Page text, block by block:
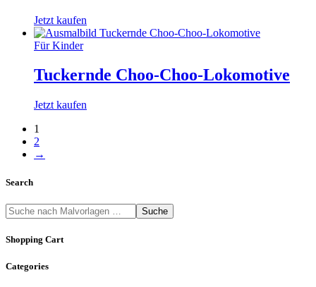
Jetzt kaufen
Für Kinder
Tuckernde Choo-Choo-Lokomotive
Jetzt kaufen
1
2
→
Search
Suche
Shopping Cart
Categories